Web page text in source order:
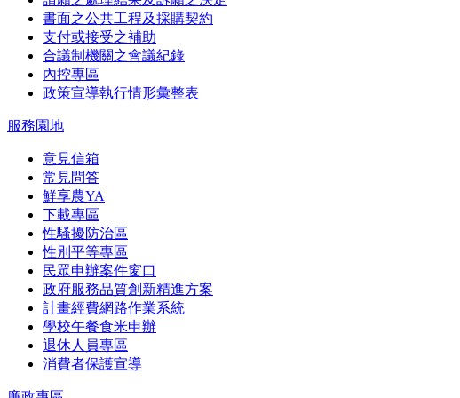
書面之公共工程及採購契約
支付或接受之補助
合議制機關之會議紀錄
內控專區
政策宣導執行情形彙整表
服務園地
意見信箱
常見問答
鮮享農YA
下載專區
性騷擾防治區
性別平等專區
民眾申辦案件窗口
政府服務品質創新精進方案
計畫經費網路作業系統
學校午餐食米申辦
退休人員專區
消費者保護宣導